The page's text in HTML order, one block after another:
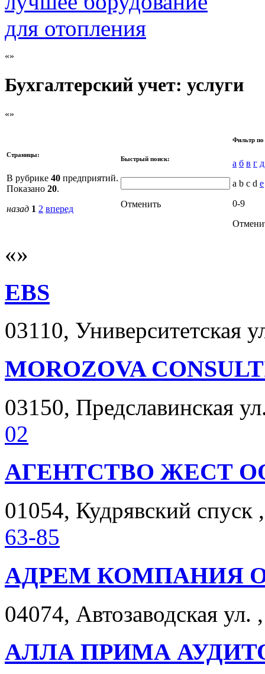
Бухгалтерский учет: услуги
Страницы:
В рубрике 40 предприятий.
Показано 20.
назад 1 2 вперед
Быстрый поиск:
Отменить
Фильтр по
а б в г д
a b c d e
0-9
EBS
03110, Университетская
MOROZOVA
03150, Предславинская
02
АГЕНТСТВО ЖЕСТ
01054, Кудрявский
63-85
АДРЕМ КОМПАНИЯ
04074, Автозаводская
АЛЛА ПРИМА